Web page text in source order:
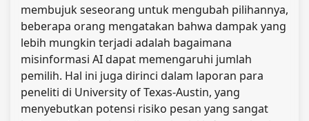
membujuk seseorang untuk mengubah pilihannya,
beberapa orang mengatakan bahwa dampak yang
lebih mungkin terjadi adalah bagaimana
misinformasi AI dapat memengaruhi jumlah
pemilih. Hal ini juga dirinci dalam laporan para
peneliti di University of Texas-Austin, yang
menyebutkan potensi risiko pesan yang sangat